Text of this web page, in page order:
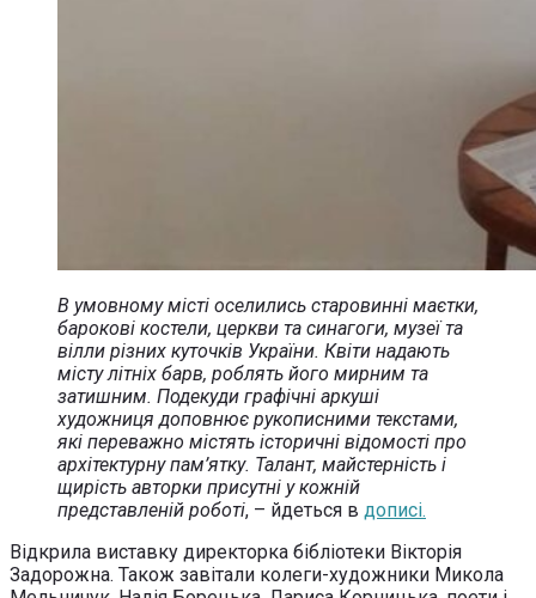
В умовному місті оселились старовинні маєтки,
барокові костели, церкви та синагоги, музеї та
вілли різних куточків України. Квіти надають
місту літніх барв, роблять його мирним та
затишним. Подекуди графічні аркуші
художниця доповнює рукописними текстами,
які переважно містять історичні відомості про
архітектурну пам’ятку. Талант, майстерність і
щирість авторки присутні у кожній
представленій роботі, – йдеться в дописі.
Відкрила виставку директорка бібліотеки Вікторія
Задорожна. Також завітали колеги-художники Микола